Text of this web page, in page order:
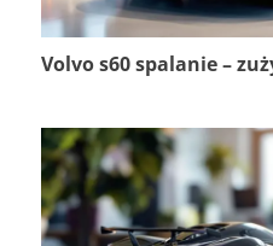
Volvo s60 spalanie –